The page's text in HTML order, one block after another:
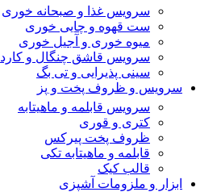
سرویس غذا و صبحانه خوری
ست قهوه و چایی خوری
میوه خوری و آجیل خوری
سرویس قاشق چنگال و کارد
سینی پذیرایی و تی بگ
سرویس و ظروف پخت و پز
سرویس قابلمه و ماهیتابه
کتری و قوری
ظروف پخت پیرکس
قابلمه و ماهیتابه تکی
قالب کیک
ابزار و ملزومات آشپزی